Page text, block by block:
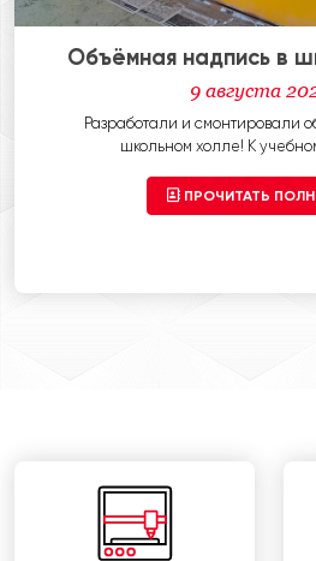
Объёмная надпись в
9 августа
Разработали и смонтировали
школьном холле! К
ПРОЧИТАТЬ